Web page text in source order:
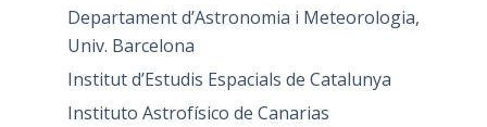
Departament d’Astronomia i Meteorologia,
Univ. Barcelona
Institut d’Estudis Espacials de Catalunya
Instituto Astrofísico de Canarias